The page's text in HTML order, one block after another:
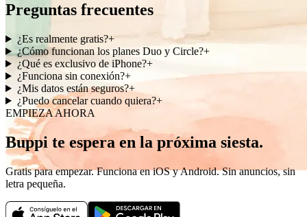
Preguntas frecuentes
¿Es realmente gratis?+
¿Cómo funcionan los planes Duo y Circle?+
¿Qué es exclusivo de iPhone?+
¿Funciona sin conexión?+
¿Mis datos están seguros?+
¿Puedo cancelar cuando quiera?+
EMPIEZA AHORA
Buppi te espera en la próxima siesta.
Gratis para empezar. Funciona en iOS y Android. Sin anuncios, sin
letra pequeña.